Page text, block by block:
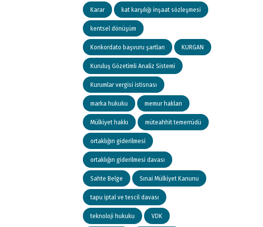
Karar kat karşılığı inşaat sözleşmesi
kentsel dönüşüm
Konkordato başvuru şartları KURGAN
Kuruluş Gözetimli Analiz Sistemi
Kurumlar vergisi istisnası
marka hukuku memur hakları
Mülkiyet hakkı müteahhit temerrüdü
ortaklığın giderilmesi
ortaklığın giderilmesi davası
Sahte Belge Sınai Mülkiyet Kanunu
tapu iptal ve tescil davası
teknoloji hukuku VDK